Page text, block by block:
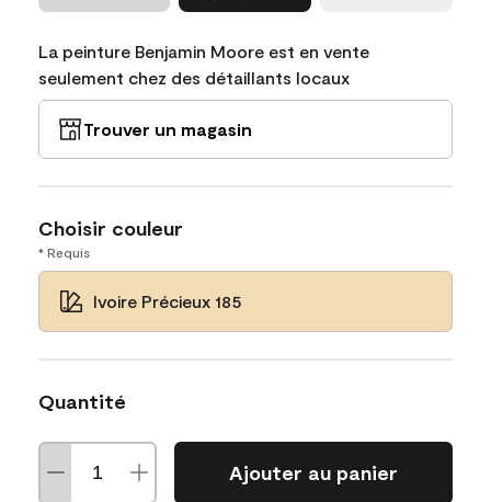
La peinture Benjamin Moore est en vente
seulement chez des détaillants locaux
Trouver un magasin
Choisir couleur
* Requis
Ivoire Précieux 185
Quantité
Ajouter au panier